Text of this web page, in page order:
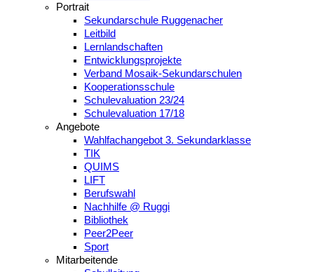
Portrait
Sekundarschule Ruggenacher
Leitbild
Lernlandschaften
Entwicklungsprojekte
Verband Mosaik-Sekundarschulen
Kooperationsschule
Schulevaluation 23/24
Schulevaluation 17/18
Angebote
Wahlfachangebot 3. Sekundarklasse
TIK
QUIMS
LIFT
Berufswahl
Nachhilfe @ Ruggi
Bibliothek
Peer2Peer
Sport
Mitarbeitende